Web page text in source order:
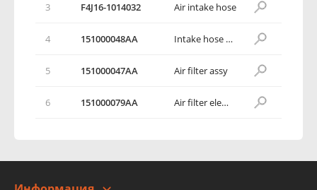
3 F4J16-1014032 Air intake hose
4 151000048AA Intake hose assy
5 151000047AA Air filter assy
6 151000079AA Air filter element